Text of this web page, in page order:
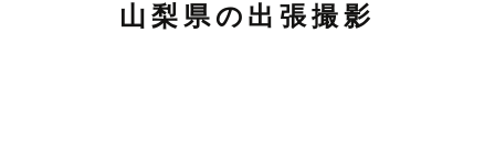
山梨県の出張撮影